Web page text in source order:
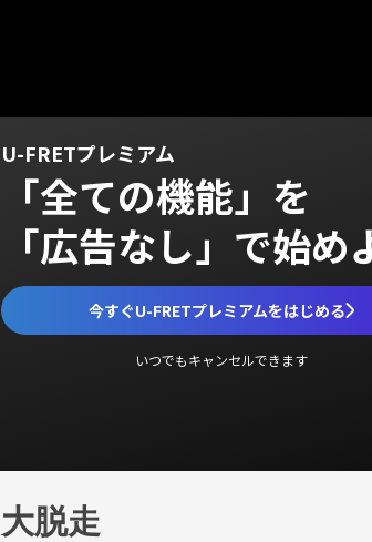
U-FRETプレミアム
「全ての機能」を
「広告なし」で始め
今すぐU-FRETプレミアムをはじめる
いつでもキャンセルできます
大脱走